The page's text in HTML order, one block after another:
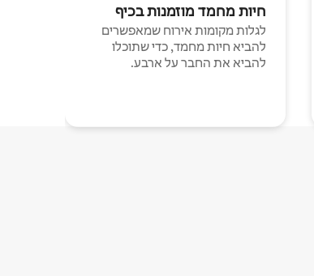
חיות מחמד מוזמנות בכיף
לגלות מקומות אירוח שמאפשרים
להביא חיות מחמד, כדי שתוכלו
להביא את החבר על ארבע.